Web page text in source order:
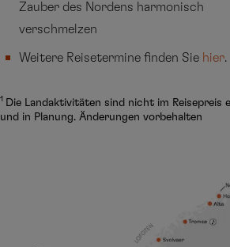
Zauber des Nordens harmonisch
verschmelzen
Weitere Reisetermine finden Sie hier.
1 Die Landaktivitäten sind nicht im Reisepreis
und in Planung. Änderungen vorbehalten